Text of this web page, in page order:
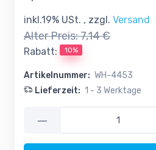
inkl.19% USt. , zzgl. Versand
Alter Preis:7,14 €
Rabatt: 10%
Artikelnummer: WH-4453
Lieferzeit: 1 - 3 Werktage
—